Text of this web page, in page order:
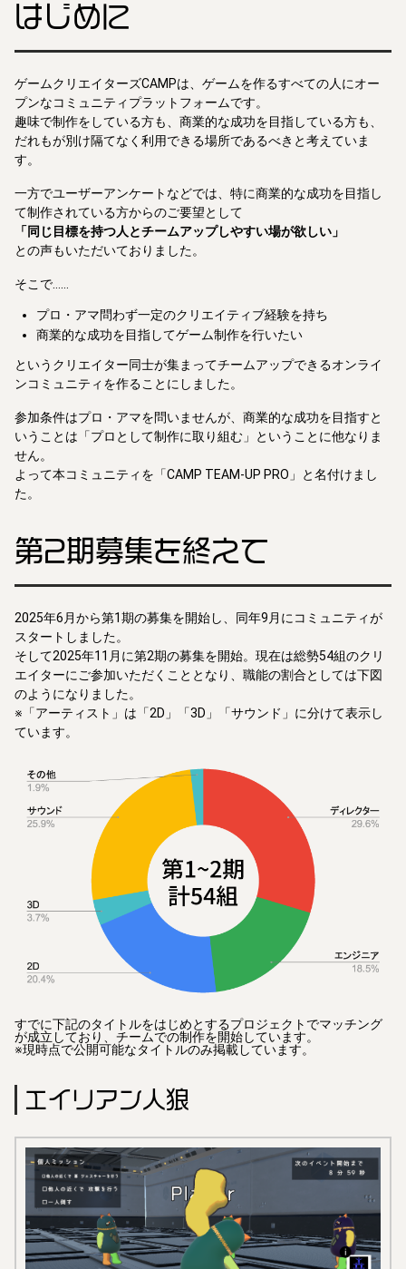
はじめに
ゲームクリエイターズCAMPは、ゲームを作るすべての人にオー
プンなコミュニティプラットフォームです。
趣味で制作をしている方も、商業的な成功を目指している方も、
だれもが別け隔てなく利用できる場所であるべきと考えていま
す。
一方でユーザーアンケートなどでは、特に商業的な成功を目指し
て制作されている方からのご要望として
「同じ目標を持つ人とチームアップしやすい場が欲しい」
との声もいただいておりました。
そこで……
プロ・アマ問わず一定のクリエイティブ経験を持ち
商業的な成功を目指してゲーム制作を行いたい
というクリエイター同士が集まってチームアップできるオンライ
ンコミュニティを作ることにしました。
参加条件はプロ・アマを問いませんが、商業的な成功を目指すと
いうことは「プロとして制作に取り組む」ということに他なりま
せん。
よって本コミュニティを「CAMP TEAM-UP PRO」と名付けまし
た。
第2期募集を終えて
2025年6月から第1期の募集を開始し、同年9月にコミュニティが
スタートしました。
そして2025年11月に第2期の募集を開始。現在は総勢54組のクリ
エイターにご参加いただくこととなり、職能の割合としては下図
のようになりました。
※「アーティスト」は「2D」「3D」「サウンド」に分けて表示し
ています。
すでに下記のタイトルをはじめとするプロジェクトでマッチング
が成立しており、チームでの制作を開始しています。
※現時点で公開可能なタイトルのみ掲載しています。
エイリアン人狼